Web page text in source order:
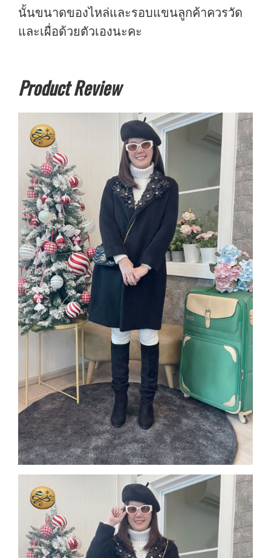
นั้นขนาดของไหล่และรอบแขนลูกค้าควรวัด
และเผื่อด้วยตัวเองนะคะ
Product Review